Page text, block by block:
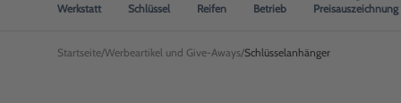
Werkstatt Schlüssel Reifen Betrieb Preisauszeichnung
Startseite Werbeartikel und Give-Aways Schlüsselanhänger